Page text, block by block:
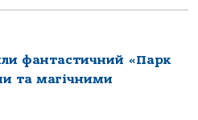
фантастичний «Парк
та магічними